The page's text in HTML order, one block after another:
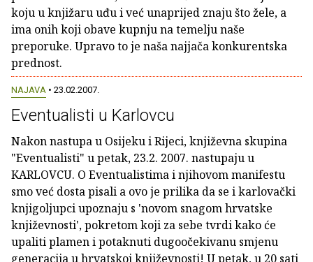
koju u knjižaru uđu i već unaprijed znaju što žele, a
ima onih koji obave kupnju na temelju naše
preporuke. Upravo to je naša najjača konkurentska
prednost.
NAJAVA • 23.02.2007.
Eventualisti u Karlovcu
Nakon nastupa u Osijeku i Rijeci, književna skupina
"Eventualisti" u petak, 23.2. 2007. nastupaju u
KARLOVCU. O Eventualistima i njihovom manifestu
smo već dosta pisali a ovo je prilika da se i karlovački
knjigoljupci upoznaju s 'novom snagom hrvatske
književnosti', pokretom koji za sebe tvrdi kako će
upaliti plamen i potaknuti dugoočekivanu smjenu
generacija u hrvatskoj književnosti! U petak, u 20 sati